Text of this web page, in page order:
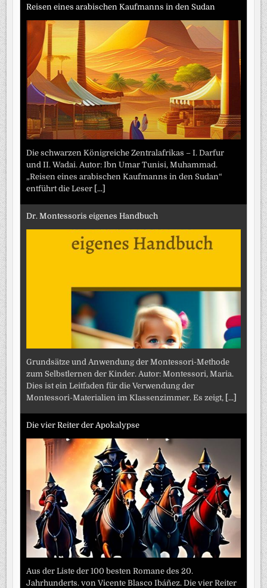
Reisen eines arabischen Kaufmanns in den Sudan
Die schwarzen Königreiche Zentralafrikas – I. Darfur
und II. Wadai. Autor: Ibn Umar Tunisi, Muhammad.
„Reisen eines arabischen Kaufmanns in den Sudan“
entführt die Leser [...]
Dr. Montessoris eigenes Handbuch
Grundsätze und Anwendung der Montessori-Methode
zum Selbstlernen der Kinder. Autor: Montessori, Maria.
Dies ist ein Leitfaden für die Verwendung der
Montessori-Materialien im Klassenzimmer. Es zeigt,
[...]
Die vier Reiter der Apokalypse
Aus der Liste der 100 besten Romane des 20.
Jahrhunderts. von Vicente Blasco Ibáñez. Die vier Reiter